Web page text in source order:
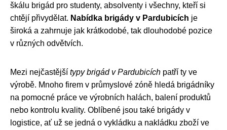
škálu brigád pro studenty, absolventy i všechny, kteří si
chtějí přivydělat. Nabídka brigády v Pardubicích je
široká a zahrnuje jak krátkodobé, tak dlouhodobé pozice
v různých odvětvích.
Mezi nejčastější typy brigád v Pardubicích patří ty ve
výrobě. Mnoho firem v průmyslové zóně hledá brigádníky
na pomocné práce ve výrobních halách, balení produktů
nebo kontrolu kvality. Oblíbené jsou také brigády v
logistice, ať už se jedná o vykládku a nakládku zboží ve